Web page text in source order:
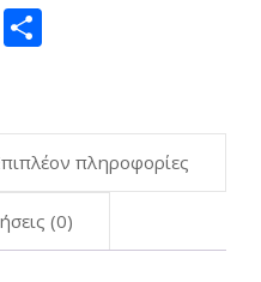
Copy
πληροφορίες
(0)